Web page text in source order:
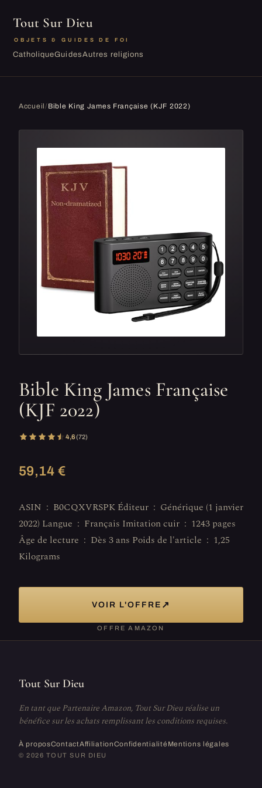
Tout Sur Dieu
OBJETS & GUIDES DE FOI
CatholiqueGuidesAutres religions
Accueil/ Bible King James Française (KJF 2022)
Bible King James Française
(KJF 2022)
4,6(72)
59,14 €
ASIN ‏ : ‎ B0CQXVRSPK Éditeur ‏ : ‎ Générique (1 janvier
2022) Langue ‏ : ‎ Français Imitation cuir ‏ : ‎ 1243 pages
Âge de lecture ‏ : ‎ Dès 3 ans Poids de l'article ‏ : ‎ 1,25
Kilograms
VOIR L'OFFRE ↗
OFFRE AMAZON
Tout Sur Dieu
En tant que Partenaire Amazon, Tout Sur Dieu réalise un
bénéfice sur les achats remplissant les conditions requises.
À proposContactAffiliationConfidentialité Mentions légales
© 2026 TOUT SUR DIEU